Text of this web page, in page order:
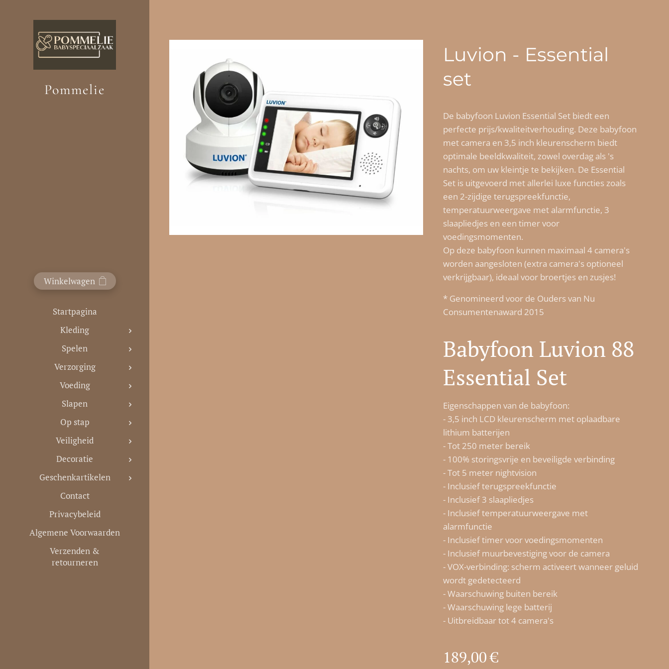
Pommelie
Winkelwagen
Startpagina
Kleding
Spelen
Verzorging
Voeding
Slapen
Op stap
Veiligheid
Decoratie
Geschenkartikelen
Contact
Privacybeleid
Algemene Voorwaarden
Verzenden &
retourneren
Luvion - Essential
set
De babyfoon Luvion Essential Set biedt een
perfecte prijs/kwaliteitverhouding. Deze babyfoon
met camera en 3,5 inch kleurenscherm biedt
optimale beeldkwaliteit, zowel overdag als 's
nachts, om uw kleintje te bekijken. De Essential
Set is uitgevoerd met allerlei luxe functies zoals
een 2-zijdige terugspreekfunctie,
temperatuurweergave met alarmfunctie, 3
slaapliedjes en een timer voor
voedingsmomenten.
Op deze babyfoon kunnen maximaal 4 camera's
worden aangesloten (extra camera's optioneel
verkrijgbaar), ideaal voor broertjes en zusjes!
* Genomineerd voor de Ouders van Nu
Consumentenaward 2015
Babyfoon Luvion 88
Essential Set
Eigenschappen van de babyfoon:
- 3,5 inch LCD kleurenscherm met oplaadbare
lithium batterijen
- Tot 250 meter bereik
- 100% storingsvrije en beveiligde verbinding
- Tot 5 meter nightvision
- Inclusief terugspreekfunctie
- Inclusief 3 slaapliedjes
- Inclusief temperatuurweergave met
alarmfunctie
- Inclusief timer voor voedingsmomenten
- Inclusief muurbevestiging voor de camera
- VOX-verbinding: scherm activeert wanneer geluid
wordt gedetecteerd
- Waarschuwing buiten bereik
- Waarschuwing lege batterij
- Uitbreidbaar tot 4 camera's
189,00€